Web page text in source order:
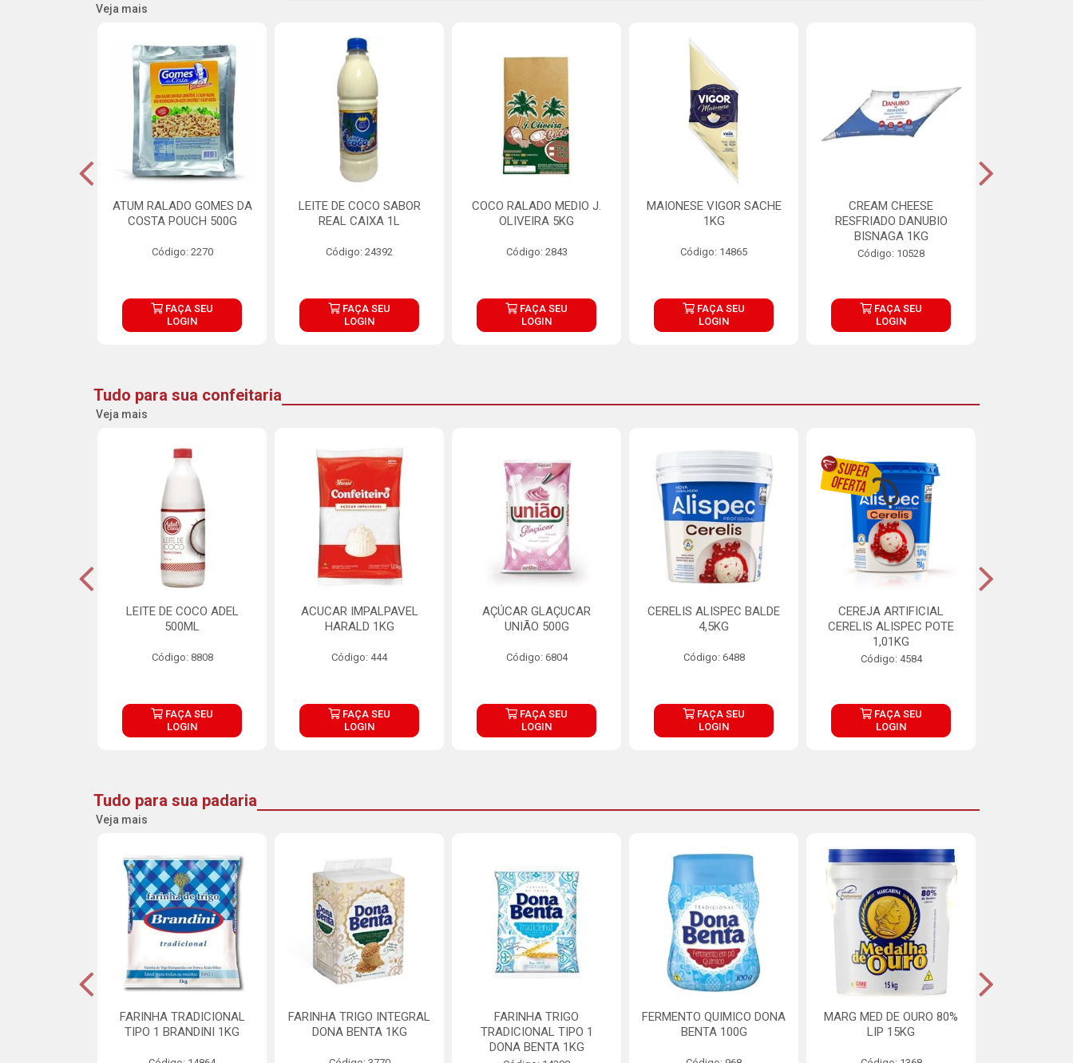
Veja mais
ATUM RALADO GOMES DA
COSTA POUCH 500G
Código: 2270
FAÇA SEU
LOGIN
LEITE DE COCO SABOR
REAL CAIXA 1L
Código: 24392
FAÇA SEU
LOGIN
COCO RALADO MEDIO J.
OLIVEIRA 5KG
Código: 2843
FAÇA SEU
LOGIN
MAIONESE VIGOR SACHE
1KG
Código: 14865
FAÇA SEU
LOGIN
CREAM CHEESE
RESFRIADO DANUBIO
BISNAGA 1KG
Código: 10528
FAÇA SEU
LOGIN
Tudo para sua confeitaria
Veja mais
LEITE DE COCO ADEL
500ML
Código: 8808
FAÇA SEU
LOGIN
ACUCAR IMPALPAVEL
HARALD 1KG
Código: 444
FAÇA SEU
LOGIN
AÇÚCAR GLAÇUCAR
UNIÃO 500G
Código: 6804
FAÇA SEU
LOGIN
CERELIS ALISPEC BALDE
4,5KG
Código: 6488
FAÇA SEU
LOGIN
CEREJA ARTIFICIAL
CERELIS ALISPEC POTE
1,01KG
Código: 4584
FAÇA SEU
LOGIN
Tudo para sua padaria
Veja mais
FARINHA TRADICIONAL
TIPO 1 BRANDINI 1KG
FARINHA TRIGO INTEGRAL
DONA BENTA 1KG
FARINHA TRIGO
TRADICIONAL TIPO 1
DONA BENTA 1KG
FERMENTO QUIMICO DONA
BENTA 100G
MARG MED DE OURO 80%
LIP 15KG